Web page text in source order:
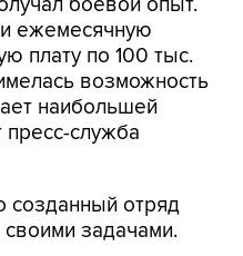
ежемесячную
плату по 100 тыс.
возможность
наибольшей
пресс-служба
созданный отряд
задачами.